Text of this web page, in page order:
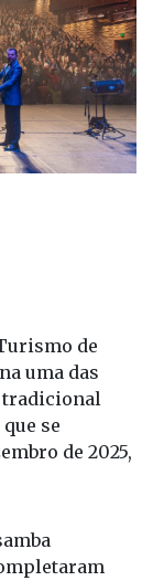
de
uma das
se
de 2025,